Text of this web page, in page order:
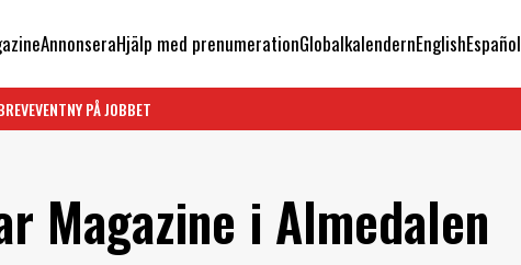
AnnonseraHjälp med prenumerationGlobalkalendernEnglishEspañol
EVENTNY PÅ JOBBET
Magazine i Almedalen